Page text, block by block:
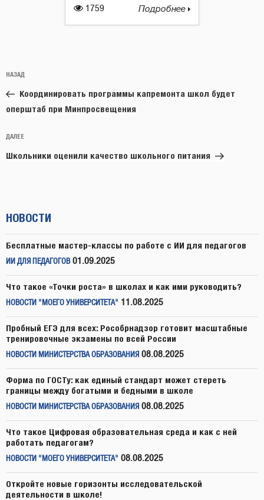
1759 Подробнее
по
записям
Предыдущая
запись:
НАЗАД
Координировать программы капремонта школ будет
оперштаб при Минпросвещения
Следующая
запись
ДАЛЕЕ
Школьники оценили качество школьного питания
НОВОСТИ
Бесплатные мастер-классы по работе с ИИ для педагогов
ИИ ДЛЯ ПЕДАГОГОВ 01.09.2025
Что такое «Точки роста» в школах и как ими руководить?
НОВОСТИ "МОЕГО УНИВЕРСИТЕТА" 11.08.2025
Пробный ЕГЭ для всех: Рособрнадзор готовит масштабные
тренировочные экзамены по всей России
НОВОСТИ МИНИСТЕРСТВА ОБРАЗОВАНИЯ 08.08.2025
Форма по ГОСТу: как единый стандарт может стереть
границы между богатыми и бедными в школе
НОВОСТИ МИНИСТЕРСТВА ОБРАЗОВАНИЯ 08.08.2025
Что такое Цифровая образовательная среда и как с ней
работать педагогам?
НОВОСТИ "МОЕГО УНИВЕРСИТЕТА" 08.08.2025
Откройте новые горизонты исследовательской
деятельности в школе!